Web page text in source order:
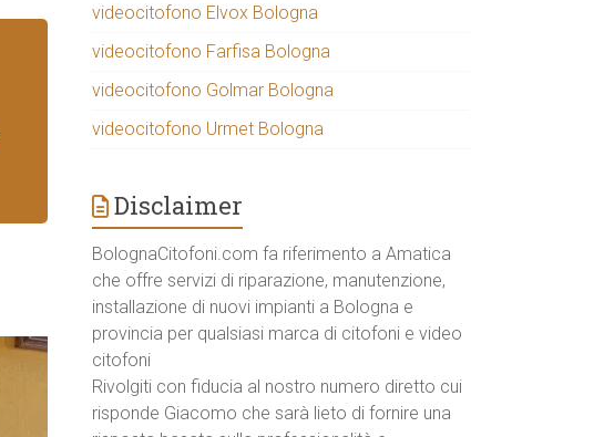
videocitofono Elvox Bologna
videocitofono Farfisa Bologna
videocitofono Golmar Bologna
videocitofono Urmet Bologna
Disclaimer
BolognaCitofoni.com fa riferimento a Amatica
che offre servizi di riparazione, manutenzione,
installazione di nuovi impianti a Bologna e
provincia per qualsiasi marca di citofoni e video
citofoni
Rivolgiti con fiducia al nostro numero diretto cui
risponde Giacomo che sarà lieto di fornire una